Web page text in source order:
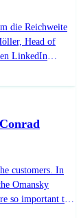
die Reichweite
Head of
LinkedIn
teilt sie
häufigsten
customers. In
Omansky
so important to